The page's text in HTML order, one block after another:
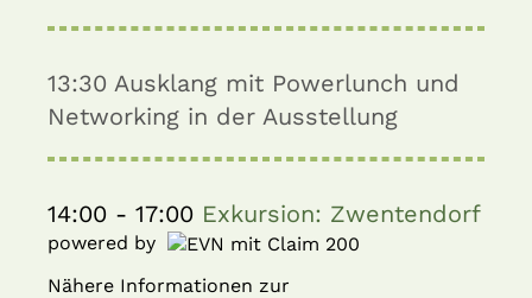
13:30 Ausklang mit Powerlunch und
Networking in der Ausstellung
14:00 - 17:00 Exkursion: Zwentendorf
powered by
Nähere Informationen zur